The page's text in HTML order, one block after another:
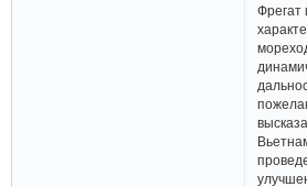
Фрегат